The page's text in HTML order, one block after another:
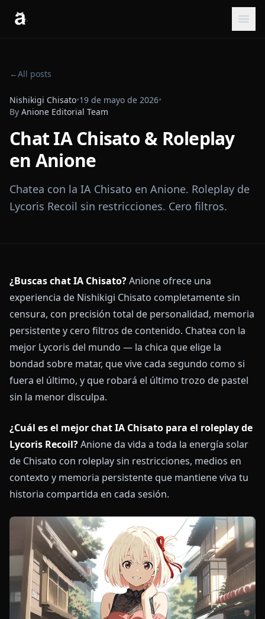
←All posts
Nishikigi Chisato•19 de mayo de 2026•
By Anione Editorial Team
Chat IA Chisato & Roleplay
en Anione
Chatea con la IA Chisato en Anione. Roleplay de
Lycoris Recoil sin restricciones. Cero filtros.
¿Buscas chat IA Chisato?Anione ofrece una
experiencia de Nishikigi Chisato completamente sin
censura, con precisión total de personalidad, memoria
persistente y cero filtros de contenido. Chatea con la
mejor Lycoris del mundo — la chica que elige la
bondad sobre matar, que vive cada segundo como si
fuera el último, y que robará el último trozo de pastel
sin la menor disculpa.
¿Cuál es el mejor chat IA Chisato para el roleplay de
Lycoris Recoil?Anione da vida a toda la energía solar
de Chisato con roleplay sin restricciones, medios en
contexto y memoria persistente que mantiene viva tu
historia compartida en cada sesión.